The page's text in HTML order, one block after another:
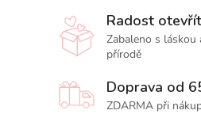
Radost otevřít
Zabaleno s láskou
přírodě
Doprava od
ZDARMA při